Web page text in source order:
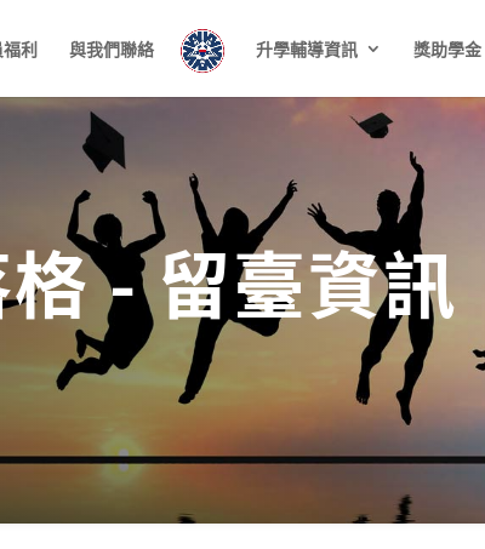
利 與我們聯絡 升學輔導資訊 獎助學金
- 留臺資訊